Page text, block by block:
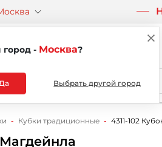
город - Москва?
Да Выбрать другой город
730-51-48 О компании
Каталог
Кубки традиционные 4311-102
Магдейнла